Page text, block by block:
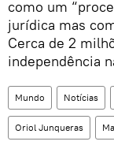
como um
jurídica mas
Cerca de 2
independência
Mundo Notícias
Oriol Junqueras